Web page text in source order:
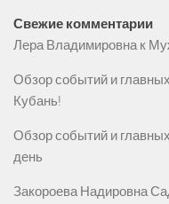
Свежие комментарии
Лера Владимировнак
Обзор событий и
Кубань!
Обзор событий и
день
Закороева Надировна